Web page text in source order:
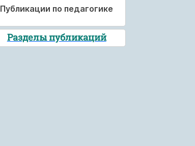
Публикации по педагогике
Разделы публикаций